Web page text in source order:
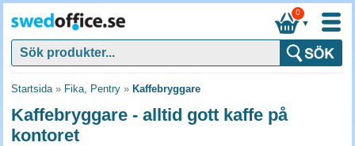
▼
0
Startsida» Fika, Pentry » Kaffebryggare
Kaffebryggare - alltid gott kaffe på
kontoret